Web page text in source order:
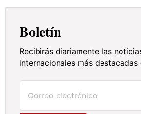
Boletín
Recibirás diariamente las
internacionales más destacadas